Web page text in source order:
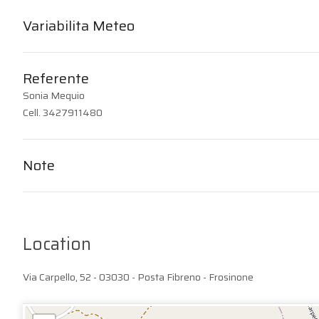
Variabilita Meteo
Referente
Sonia Mequio
Cell. 3427911480
Note
Location
Via Carpello, 52 - 03030 - Posta Fibreno - Frosinone